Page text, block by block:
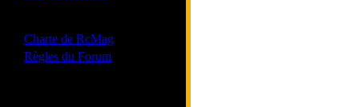
Charte de RcMag
Règles du Forum